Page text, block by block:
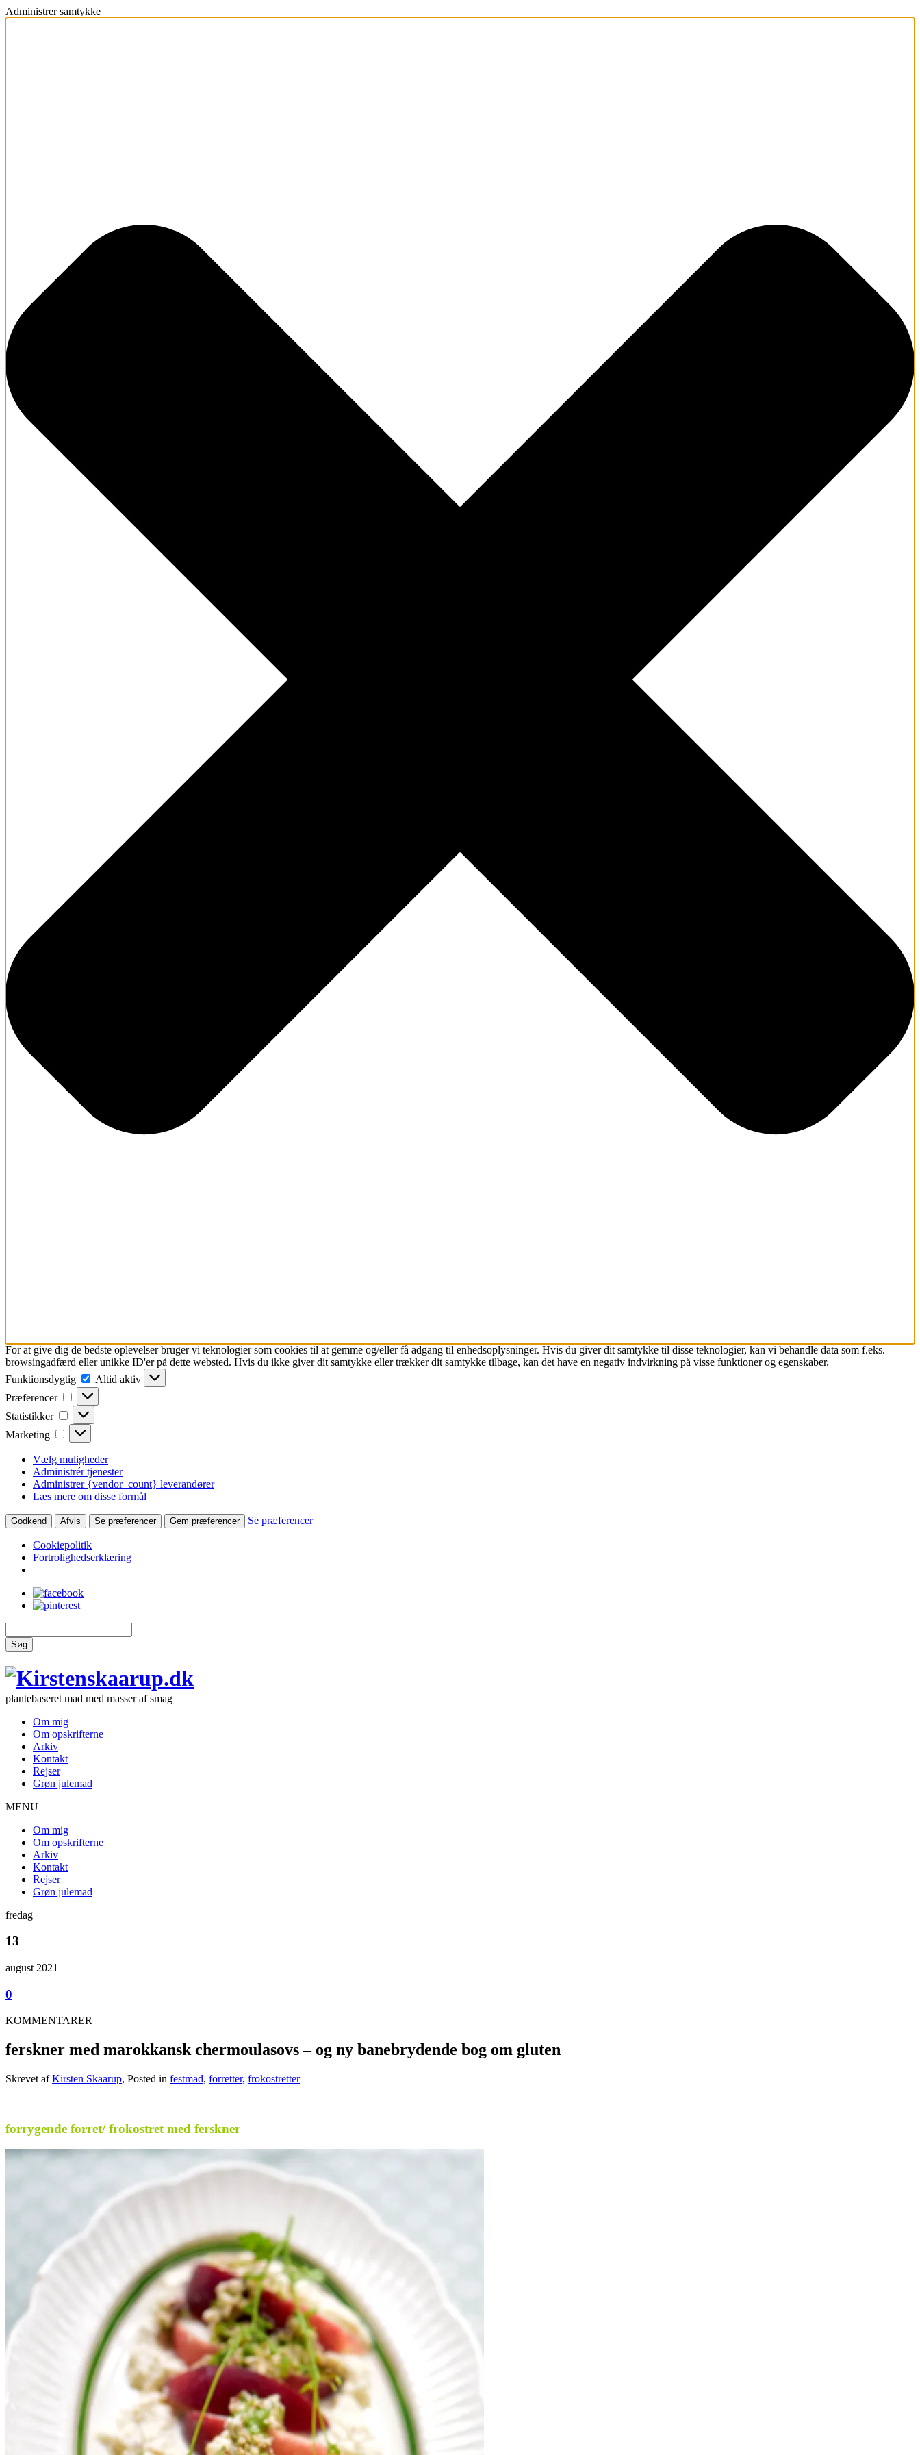
Administrer samtykke
For at give dig de bedste oplevelser bruger vi teknologier som cookies til at gemme og/eller få adgang til enhedsoplysninger. Hvis du giver dit samtykke til disse teknologier, kan vi behandle data som f.eks.
browsingadfærd eller unikke ID'er på dette websted. Hvis du ikke giver dit samtykke eller trækker dit samtykke tilbage, kan det have en negativ indvirkning på visse funktioner og egenskaber.
Funktionsdygtig
Funktionsdygtig
Altid aktiv
Præferencer
Præferencer
Statistikker Statistikker
Marketing Marketing
Vælg muligheder
Administrér tjenester
Administrer {vendor_count} leverandører
Læs mere om disse formål
Godkend Afvis Se præferencer Gem præferencer Se præferencer
Cookiepolitik
Fortrolighedserklæring
Søg
plantebaseret mad med masser af smag
Om mig
Om opskrifterne
Arkiv
Kontakt
Rejser
Grøn julemad
MENU
Om mig
Om opskrifterne
Arkiv
Kontakt
Rejser
Grøn julemad
fredag
13
august 2021
0
KOMMENTARER
ferskner med marokkansk chermoulasovs – og ny banebrydende bog om gluten
Skrevet afKirsten Skaarup, Posted in festmad, forretter, frokostretter
forrygende forret/ frokostret med ferskner